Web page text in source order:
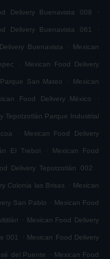
Delivery Buenavista 008 .
Delivery Buenavista 061 .
Buenavista . Mexican
. Mexican Food Delivery
San Mateo . Mexican
Food Delivery México .
Tepotzotlán Parque Industrial
. Mexican Food Delivery
El Trebol . Mexican Food
Delivery Tepotzotlán 002 .
Colonia las Brisas . Mexican
San Pablo . Mexican Food
. Mexican Food Delivery
001 . Mexican Food Delivery
del Puente . Mexican Food